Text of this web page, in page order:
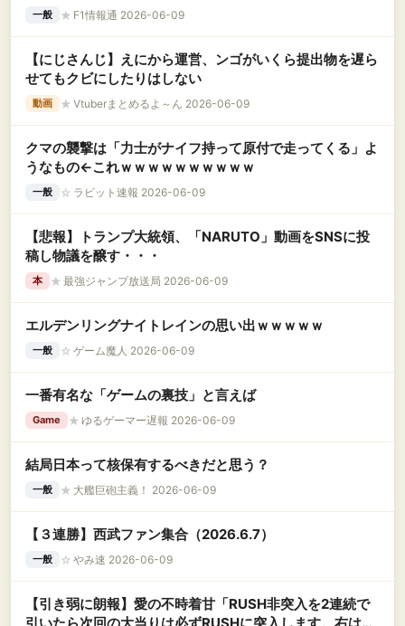
一般 ★ F1情報通 2026-06-09
【にじさんじ】えにから運営、ンゴがいくら提出物を遅ら
せてもクビにしたりはしない
動画 ★ Vtuberまとめるよ～ん 2026-06-09
クマの襲撃は「力士がナイフ持って原付で走ってくる」よ
うなもの←これｗｗｗｗｗｗｗｗｗｗ
一般 ☆ ラビット速報 2026-06-09
【悲報】トランプ大統領、「NARUTO」動画をSNSに投
稿し物議を醸す・・・
本 ★ 最強ジャンプ放送局 2026-06-09
エルデンリングナイトレインの思い出ｗｗｗｗｗ
一般 ☆ ゲーム魔人 2026-06-09
一番有名な「ゲームの裏技」と言えば
Game ★ ゆるゲーマー遅報 2026-06-09
結局日本って核保有するべきだと思う？
一般 ★ 大艦巨砲主義！ 2026-06-09
【３連勝】西武ファン集合（2026.6.7）
一般 ☆ やみ速 2026-06-09
【引き弱に朗報】愛の不時着甘「RUSH非突入を2連続で